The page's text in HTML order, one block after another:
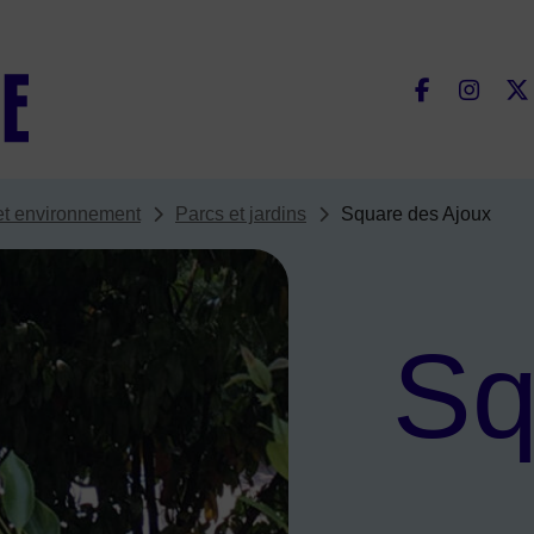
environnement Parcs et jardins Square des Ajoux